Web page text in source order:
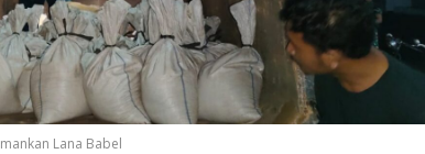
Lana Babel